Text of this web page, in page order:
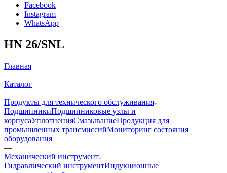
Facebook
Instagram
WhatsApp
HN 26/SNL
Главная
—
Каталог
—
Продукты для технического обслуживания
ПодшипникиПодшипниковые узлы и
корпусаУплотненияСмазываниеПродукция для
промышленных трансмиссийМониторинг состояния
оборудования
—
Механический инструмент
Гидравлический инструментИндукционные